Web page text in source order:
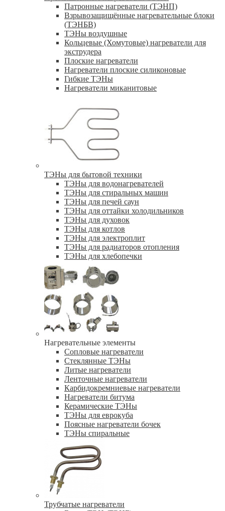
Патронные нагреватели (ТЭНП)
Взрывозащищённые нагревательные блоки
(ТЭНБВ)
ТЭНы воздушные
Кольцевые (Хомутовые) нагреватели для
экструдера
Плоские нагреватели
Нагреватели плоские силиконовые
Гибкие ТЭНы
Нагреватели миканитовые
ТЭНы для бытовой техники
ТЭНы для водонагревателей
ТЭНы для стиральных машин
ТЭНы для печей саун
ТЭНы для оттайки холодильников
ТЭНы для духовок
ТЭНы для котлов
ТЭНы для электроплит
ТЭНы для радиаторов отопления
ТЭНы для хлебопечки
Нагревательные элементы
Сопловые нагреватели
Стеклянные ТЭНы
Литые нагреватели
Ленточные нагреватели
Карбидокремниевые нагреватели
Нагреватели битума
Керамические ТЭНы
ТЭНы для еврокуба
Поясные нагреватели бочек
ТЭНы спиральные
Трубчатые нагреватели